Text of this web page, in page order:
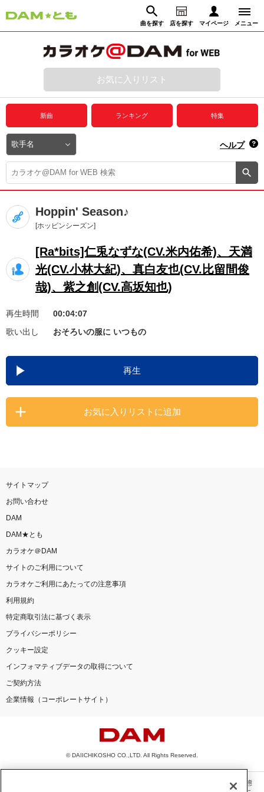
曲を探す 店を探す マイページ メニュー
動画からさがす 録音からさがす
ログイン
プレミアムサービス
DAM★とも動画
DAM★とも録音
カラオケ＠DAM
ユーザー検索
キャンペーン
お知らせ よくあるご質問
カラオケ最新情報をチェック！
自宅でカラオケ歌い放題！
家族や友達と一緒に！練習にも！
お気に入りリスト
新曲 ランキング 特集
ヘルプ
Hoppin' Season♪
[ホッピンシーズン]
[Ra*bits]仁兎なずな(CV.米内佑希)、天満
光(CV.小林大紀)、真白友也(CV.比留間俊
哉)、紫之創(CV.高坂知也)
再生時間
00:04:07
歌い出し
おそろいの服に いつもの
再生
お気に入りリストに追加
サイトマップ
お問い合わせ
DAM
DAM★とも
カラオケ＠DAM
サイトのご利用について
カラオケご利用にあたっての注意事項
利用規約
特定商取引法に基づく表示
プライバシーポリシー
クッキー設定
インフォマティブデータの取得について
ご契約方法
企業情報（コーポレートサイト）
© DAIICHIKOSHO CO.,LTD. All Rights Reserved.
このサイトに掲載されている一切の文章・画像・写真・動画・音声等を、手段や形態